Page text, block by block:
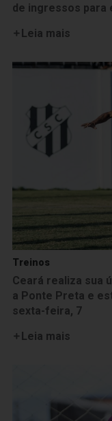
de ingressos para
Leia mais
Treinos
Ceará realiza sua
a Ponte Preta e
sexta-feira, 7
Leia mais